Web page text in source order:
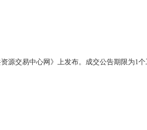
源交易中心网》上发布。成交公告期限为1个